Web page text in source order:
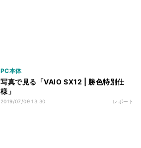
PC本体
写真で見る「VAIO SX12 | 勝色特別仕
様」
2019/07/09 13:30 レポート